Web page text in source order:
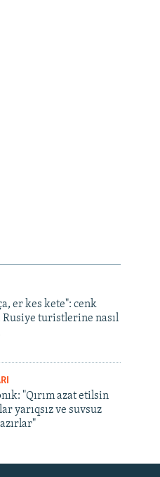
er kes kete": cenk
Rusiye turistlerine nasıl
"Qırım azat etilsin
yarıqsız ve suvsuz